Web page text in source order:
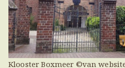
Klooster Boxmeer ©van